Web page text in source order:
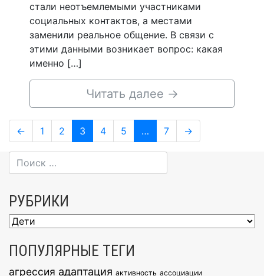
стали неотъемлемыми участниками
социальных контактов, а местами
заменили реальное общение. В связи с
этими данными возникает вопрос: какая
именно […]
Читать далее →
Навигация
по
записям
← Page
1 Page
2 Page
3 Page
4 Page
5 … Page
7 →
РУБРИКИ
Рубрики
ПОПУЛЯРНЫЕ ТЕГИ
агрессия адаптация активность ассоциации